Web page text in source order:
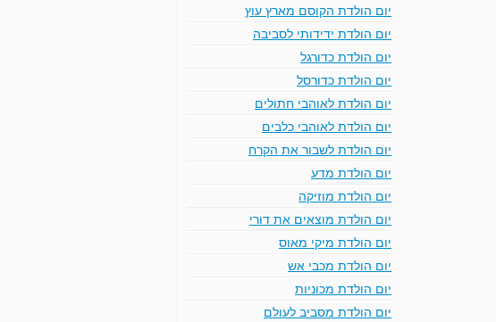
יום הולדת הקוסם מארץ עוץ
יום הולדת ידידותי לסביבה
יום הולדת כדורגל
יום הולדת כדורסל
יום הולדת לאוהבי חתולים
יום הולדת לאוהבי כלבים
יום הולדת לשבור את הקרח
יום הולדת מדע
יום הולדת מוזיקה
יום הולדת מוצאים את דורי
יום הולדת מיקי מאוס
יום הולדת מכבי אש
יום הולדת מכוניות
יום הולדת מסביב לעולם